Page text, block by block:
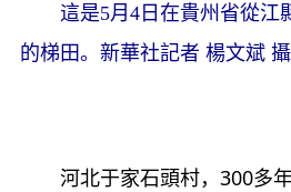
這是5月4日在貴州省從江
的梯田。新華社記者 楊文斌 攝
河北于家石頭村，300多年